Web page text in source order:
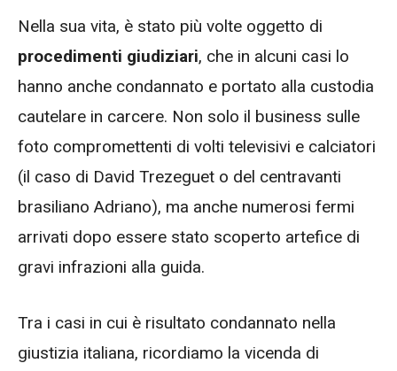
Nella sua vita, è stato più volte oggetto di
procedimenti giudiziari, che in alcuni casi lo
hanno anche condannato e portato alla custodia
cautelare in carcere. Non solo il business sulle
foto compromettenti di volti televisivi e calciatori
(il caso di David Trezeguet o del centravanti
brasiliano Adriano), ma anche numerosi fermi
arrivati dopo essere stato scoperto artefice di
gravi infrazioni alla guida.
Tra i casi in cui è risultato condannato nella
giustizia italiana, ricordiamo la vicenda di